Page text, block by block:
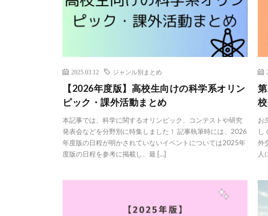
2025.03.12 ジャンル別まとめ
【2026年度版】高校生向けの科学系オリン
ピック・課外活動まとめ
本記事では、科学に関するオリンピック、コンテストや研究
発表会などを分野別に特集しました！ 記事執筆時には、2026
年度版の日程が明かされていないイベントについては2025年
度版の日程を参考に掲載し、最 […]
お
し
外
人